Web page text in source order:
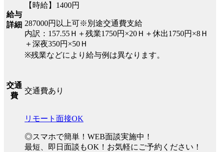
給与
詳細
【時給】1400円
287000円以上可※別途交通費支給
内訳：157.55Ｈ＋残業1750円×20Ｈ＋休出1750円×8Ｈ
＋深夜350円×50Ｈ
※残業などにより給与例は異なります。
交通
費
交通費あり
リモート面接OK
◎スマホで簡単！WEB面談実施中！
最短、即日面談もOK！お気軽にご予約ください！